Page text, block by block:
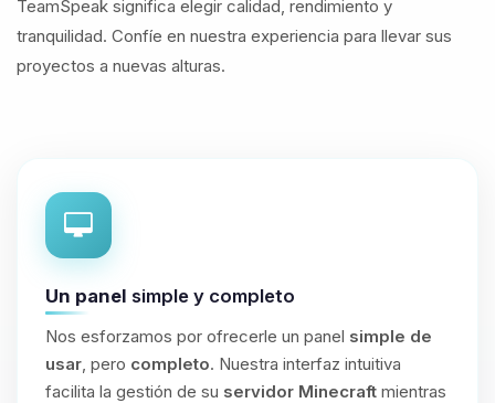
TeamSpeak significa elegir calidad, rendimiento y
tranquilidad. Confíe en nuestra experiencia para llevar sus
proyectos a nuevas alturas.
Un panel simple y completo
Nos esforzamos por ofrecerle un panel simple de
usar, pero completo. Nuestra interfaz intuitiva
facilita la gestión de su servidor Minecraft mientras